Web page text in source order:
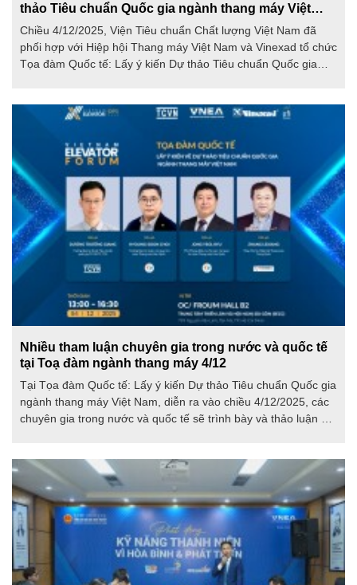
thảo Tiêu chuẩn Quốc gia ngành thang máy Việt
Nam
Chiều 4/12/2025, Viện Tiêu chuẩn Chất lượng Việt Nam đã
phối hợp với Hiệp hội Thang máy Việt Nam và Vinexad tổ chức
Tọa đàm Quốc tế: Lấy ý kiến Dự thảo Tiêu chuẩn Quốc gia
dụng sẽ được hoàn thiện và ban hành vào năm 2026.
Nhiều tham luận chuyên gia trong nước và quốc tế
tại Toạ đàm ngành thang máy 4/12
Tại Tọa đàm Quốc tế: Lấy ý kiến Dự thảo Tiêu chuẩn Quốc gia
ngành thang máy Việt Nam, diễn ra vào chiều 4/12/2025, các
chuyên gia trong nước và quốc tế sẽ trình bày và thảo luận về